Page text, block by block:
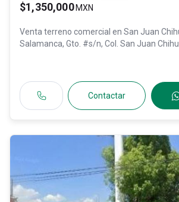
$1,350,000 MXN
Venta terreno comercial en San Juan
Salamanca, Gto. #s/n, Col. San Juan
Contactar